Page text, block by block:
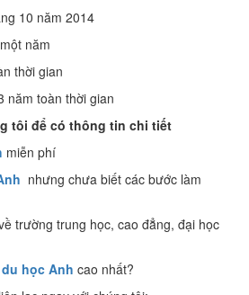
10 năm 2014
năm
thời gian
năm toàn thời gian
tôi để có thông tin chi tiết
miễn phí
nhưng chưa biết các bước làm
trường trung học, cao đẳng, đại học
du học Anh cao nhất?